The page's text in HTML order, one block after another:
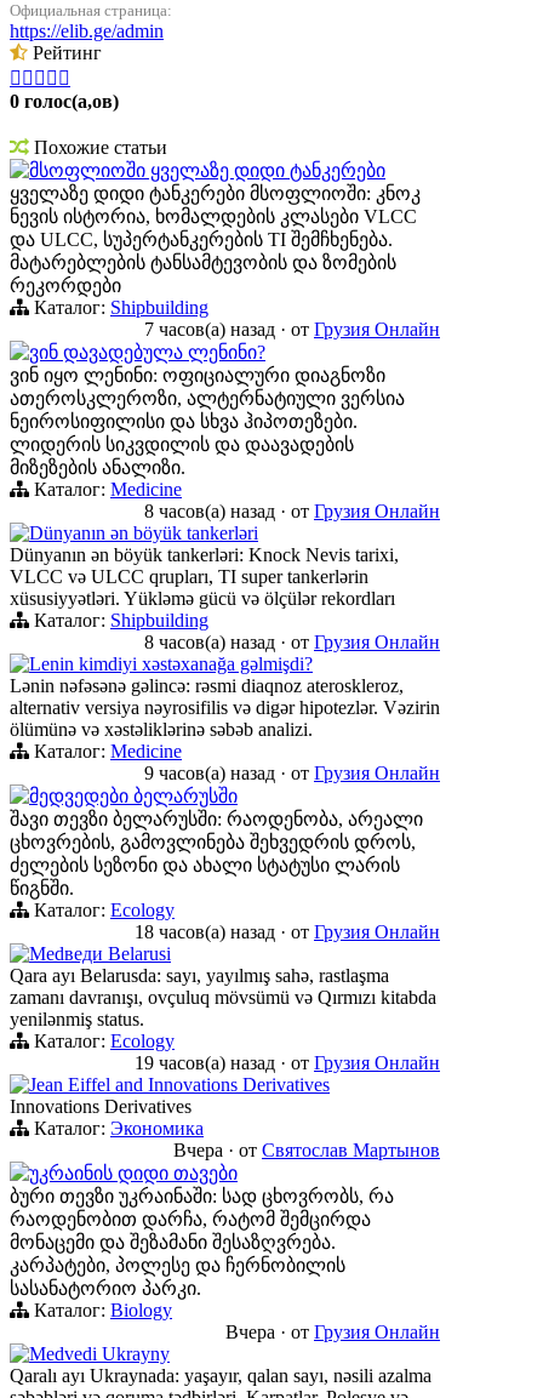
Официальная страница:
https://elib.ge/admin
Рейтинг
    
0 голос(а,ов)
Похожие статьи
მსოფლიოში ყველაზე დიდი ტანკერები
ყველაზე დიდი ტანკერები მსოფლიოში: კნოკ
ნევის ისტორია, ხომალდების კლასები VLCC
და ULCC, სუპერტანკერების TI შემჩხენება.
მატარებლების ტანსამტევობის და ზომების
რეკორდები
Каталог: Shipbuilding
7 часов(а) назад · от Грузия Онлайн
ვინ დავადებულა ლენინი?
ვინ იყო ლენინი: ოფიციალური დიაგნოზი
ათეროსკლეროზი, ალტერნატიული ვერსია
ნეიროსიფილისი და სხვა ჰიპოთეზები.
ლიდერის სიკვდილის და დაავადების
მიზეზების ანალიზი.
Каталог: Medicine
8 часов(а) назад · от Грузия Онлайн
Dünyanın ən böyük tankerləri
Dünyanın ən böyük tankerləri: Knock Nevis tarixi,
VLCC və ULCC qrupları, TI super tankerlərin
xüsusiyyətləri. Yükləmə gücü və ölçülər rekordları
Каталог: Shipbuilding
8 часов(а) назад · от Грузия Онлайн
Lenin kimdiyi xəstəxanağa gəlmişdi?
Lənin nəfəsənə gəlincə: rəsmi diaqnoz ateroskleroz,
alternativ versiya nəyrosifilis və digər hipotezlər. Vəzirin
ölümünə və xəstəliklərinə səbəb analizi.
Каталог: Medicine
9 часов(а) назад · от Грузия Онлайн
მედვედები ბელარუსში
შავი თევზი ბელარუსში: რაოდენობა, არეალი
ცხოვრების, გამოვლინება შეხვედრის დროს,
ძელების სეზონი და ახალი სტატუსი ლარის
წიგნში.
Каталог: Ecology
18 часов(а) назад · от Грузия Онлайн
Medведи Belarusi
Qara ayı Belarusda: sayı, yayılmış sahə, rastlaşma
zamanı davranışı, ovçuluq mövsümü və Qırmızı kitabda
yenilənmiş status.
Каталог: Ecology
19 часов(а) назад · от Грузия Онлайн
Jean Eiffel and Innovations Derivatives
Innovations Derivatives
Каталог: Экономика
Вчера · от Святослав Мартынов
უკრაინის დიდი თავები
ბური თევზი უკრაინაში: სად ცხოვრობს, რა
რაოდენობით დარჩა, რატომ შემცირდა
მონაცემი და შეზამანი შესაზღვრება.
კარპატები, პოლესე და ჩერნობილის
სასანატორიო პარკი.
Каталог: Biology
Вчера · от Грузия Онлайн
Medvedi Ukrayny
Qaralı ayı Ukraynada: yaşayır, qalan sayı, nəsili azalma